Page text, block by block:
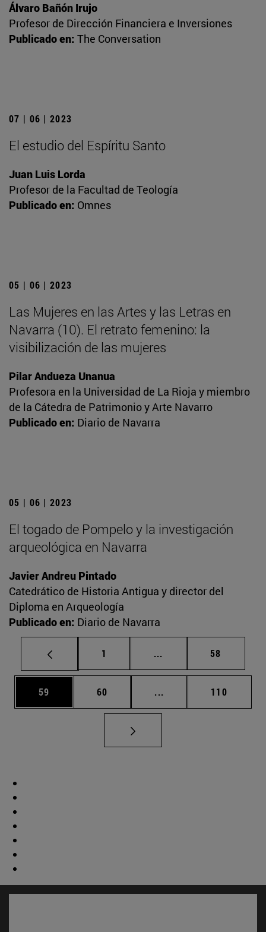
Álvaro Bañón Irujo
Profesor de Dirección Financiera e Inversiones
Publicado en: The Conversation
07 | 06 | 2023
El estudio del Espíritu Santo
Juan Luis Lorda
Profesor de la Facultad de Teología
Publicado en: Omnes
05 | 06 | 2023
Las Mujeres en las Artes y las Letras en
Navarra (10). El retrato femenino: la
visibilización de las mujeres
Pilar Andueza Unanua
Profesora en la Universidad de La Rioja y miembro
de la Cátedra de Patrimonio y Arte Navarro
Publicado en: Diario de Navarra
05 | 06 | 2023
El togado de Pompelo y la investigación
arqueológica en Navarra
Javier Andreu Pintado
Catedrático de Historia Antigua y director del
Diploma en Arqueología
Publicado en: Diario de Navarra
Página
1 ... Páginas intermedias
Página
58
Página
59 Página
60 ... Páginas intermedias
Página
110